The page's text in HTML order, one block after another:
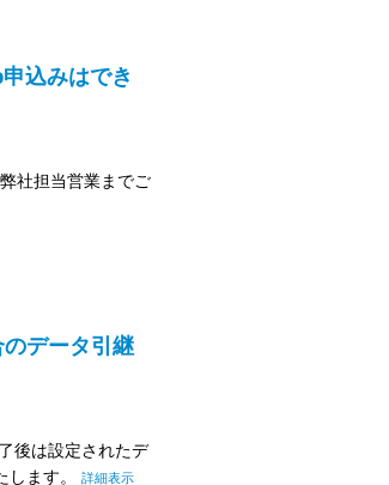
込みはでき
社担当営業までご
のデータ引継
後は設定されたデ
します。
詳細表示